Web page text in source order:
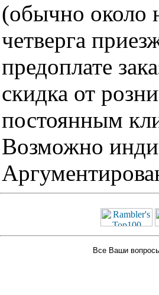
(обычно около
четверга
предоплате
скидка от
постоянным
Возможно
Все Ваши